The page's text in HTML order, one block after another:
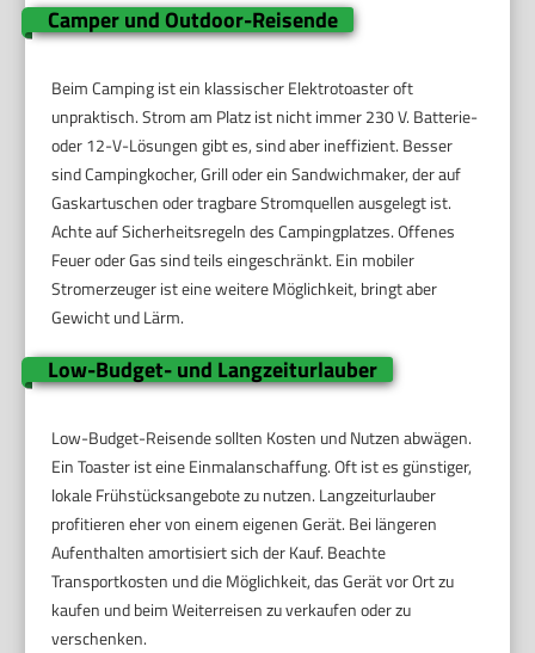
Camper und Outdoor-Reisende
Beim Camping ist ein klassischer Elektrotoaster oft
unpraktisch. Strom am Platz ist nicht immer 230 V. Batterie-
oder 12-V-Lösungen gibt es, sind aber ineffizient. Besser
sind Campingkocher, Grill oder ein Sandwichmaker, der auf
Gaskartuschen oder tragbare Stromquellen ausgelegt ist.
Achte auf Sicherheitsregeln des Campingplatzes. Offenes
Feuer oder Gas sind teils eingeschränkt. Ein mobiler
Stromerzeuger ist eine weitere Möglichkeit, bringt aber
Gewicht und Lärm.
Low-Budget- und Langzeiturlauber
Low-Budget-Reisende sollten Kosten und Nutzen abwägen.
Ein Toaster ist eine Einmalanschaffung. Oft ist es günstiger,
lokale Frühstücksangebote zu nutzen. Langzeiturlauber
profitieren eher von einem eigenen Gerät. Bei längeren
Aufenthalten amortisiert sich der Kauf. Beachte
Transportkosten und die Möglichkeit, das Gerät vor Ort zu
kaufen und beim Weiterreisen zu verkaufen oder zu
verschenken.